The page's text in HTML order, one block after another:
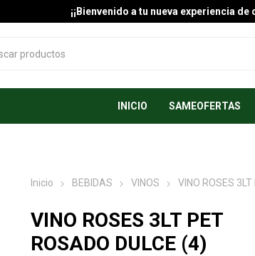
¡¡Bienvenido a tu nueva experiencia de
INICIO SAMEOFERTAS
Inicio BEBIDAS VINOS VINO ROSES
VINO ROSES 3LT PET
ROSADO DULCE (4)